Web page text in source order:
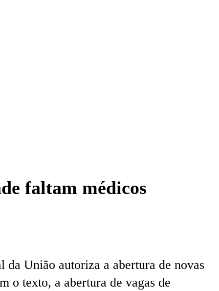
faltam médicos
União autoriza a abertura de novas
o texto, a abertura de vagas de